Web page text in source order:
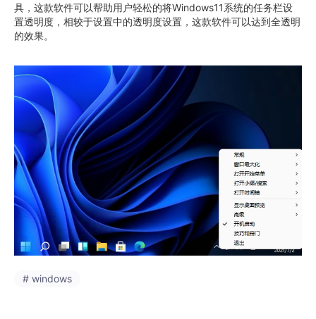
具，这款软件可以帮助用户轻松的将Windows11系统的任务栏设
置透明度，相较于设置中的透明度设置，这款软件可以达到全透明
的效果。
# windows